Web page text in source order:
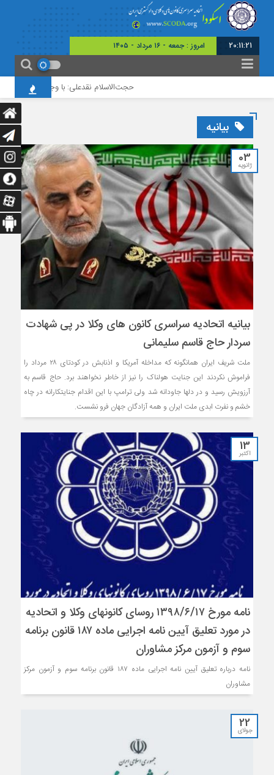
20:11:22 امروز : جمعه - ۱۶ مرداد - ۱۴۰۵
حجت‌الاسلام نقدعلی: با وجود افزایش
بیانیه
03
ژانویه
بیانیه اتحادیه سراسری کانون های وکلا در پی شهادت
سردار حاج قاسم سلیمانی
ملت شریف ایران همانگونه که مداخله آمریکا و اذنابش در کودتای ۲۸ مرداد را
فراموش نکردند این جنایت هولناک را نیز از خاطر نخواهند برد. حاج قاسم به
آرزویش رسید و در دلها جاودانه شد ولی ترامپ با این اقدام جنایتکارانه در چاه
خشم و نفرت ابدی ملت ایران و همه آزادگان جهان فرو نشست.
13
اکتبر
نامه مورخ ۱۳۹۸/۶/۱۷ روسای کانونهای وکلا و اتحادیه
در مورد تعلیق آیین نامه اجرایی ماده ۱۸۷ قانون برنامه
سوم و آزمون مرکز مشاوران
نامه درباره تعلیق آیین نامه اجرایی ماده ۱۸۷ قانون برنامه سوم و آزمون مرکز
مشاوران
22
جولای